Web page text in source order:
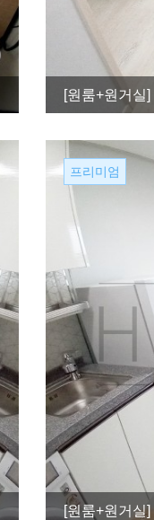
[원룸+원거실]
프리미엄
[원룸+원거실]